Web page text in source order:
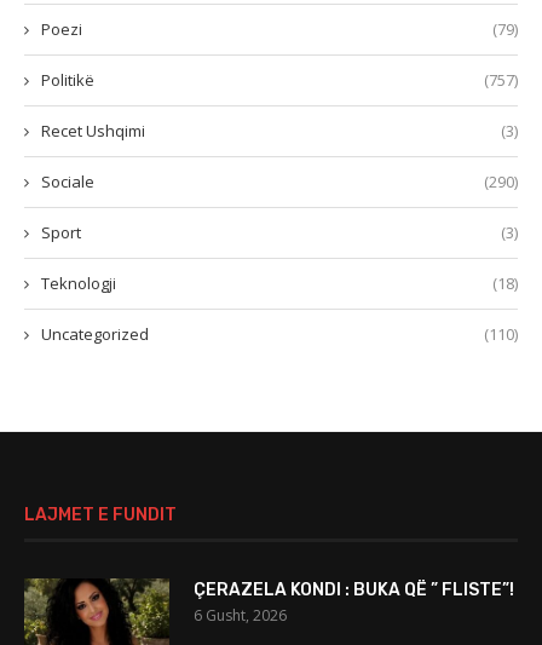
Poezi (79)
Politikë (757)
Recet Ushqimi (3)
Sociale (290)
Sport (3)
Teknologji (18)
Uncategorized (110)
LAJMET E FUNDIT
ÇERAZELA KONDI : BUKA QË ” FLISTE”!
6 Gusht, 2026